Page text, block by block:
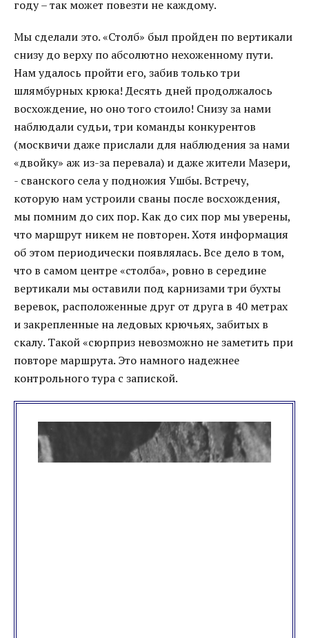
году – так может повезти не каждому.
Мы сделали это. «Столб» был пройден по вертикали
снизу до верху по абсолютно нехоженному пути.
Нам удалось пройти его, забив только три
шлямбурных крюка! Десять дней продолжалось
восхождение, но оно того стоило! Снизу за нами
наблюдали судьи, три команды конкурентов
(москвичи даже прислали для наблюдения за нами
«двойку» аж из-за перевала) и даже жители Мазери,
- сванского села у подножия Ушбы. Встречу,
которую нам устроили сваны после восхождения,
мы помним до сих пор. Как до сих пор мы уверены,
что маршрут никем не повторен. Хотя информация
об этом периодически появлялась. Все дело в том,
что в самом центре «столба», ровно в середине
вертикали мы оставили под карнизами три бухты
веревок, расположенные друг от друга в 40 метрах
и закрепленные на ледовых крючьях, забитых в
скалу. Такой «сюрприз невозможно не заметить при
повторе маршрута. Это намного надежнее
контрольного тура с запиской.